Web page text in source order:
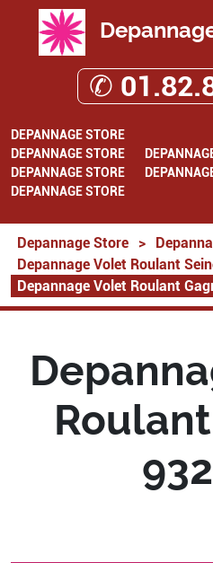
✆
DEPANNAGE STORE
DEPANNAGE STORE
DEPANNAGE STORE
DEPANNAGE STORE
Depannage Store >
Depannage Volet Roulant
Depannage Volet Roulant